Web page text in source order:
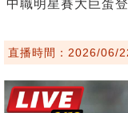
中職明星賽大巨蛋
直播時間：2026/06/